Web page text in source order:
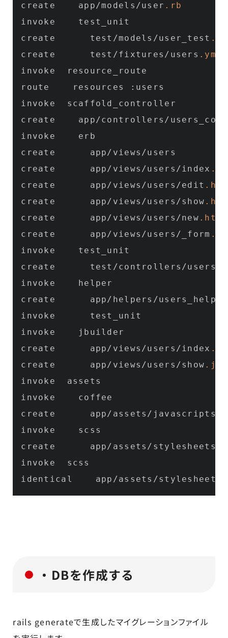
create    app/models/user .rb
invoke    test_unit
create      test/models/user_test .rb
create      test/fixtures/users .yml
invoke  resource_route
route    resources :users
invoke  scaffold_controller
create    app/controllers/
invoke    erb
create      app/views/users
create      app/views/users/index
create      app/views/users/edit
create      app/views/users/show
create      app/views/users/new .html
create      app/views/users/_form
invoke    test_unit
create      test/controllers/
invoke    helper
create      app/helpers/users_helper
invoke      test_unit
invoke    jbuilder
create      app/views/users/index
create      app/views/users/show
invoke  assets
invoke    coffee
create      app/assets/javascripts/
invoke    scss
create      app/assets/stylesheets/
invoke  scss
identical    app/assets/
・DBを作成する
rails generateで生成したマイグレーションファイル